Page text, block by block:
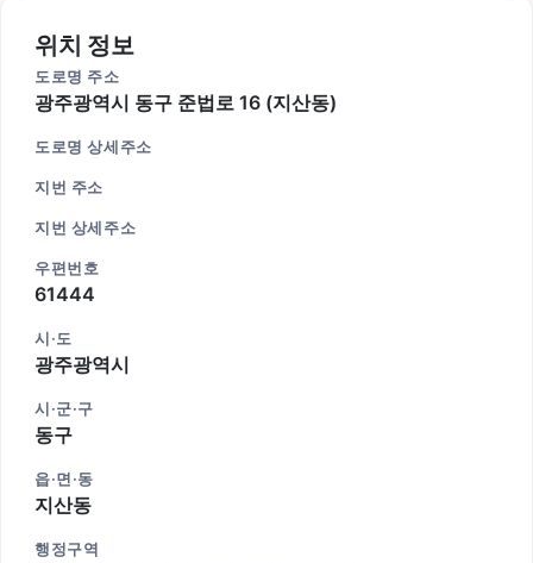
위치 정보
도로명 주소
광주광역시 동구 준법로 16 (지산동)
도로명 상세주소
지번 주소
지번 상세주소
우편번호
61444
시·도
광주광역시
시·군·구
동구
읍·면·동
지산동
행정구역